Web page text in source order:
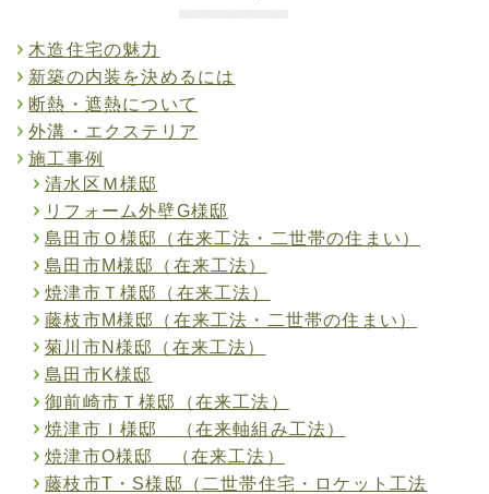
木造住宅の魅力
新築の内装を決めるには
断熱・遮熱について
外溝・エクステリア
施工事例
清水区Ｍ様邸
リフォーム外壁G様邸
島田市Ｏ様邸（在来工法・二世帯の住まい）
島田市M様邸（在来工法）
焼津市Ｔ様邸（在来工法）
藤枝市M様邸（在来工法・二世帯の住まい）
菊川市N様邸（在来工法）
島田市K様邸
御前崎市Ｔ様邸（在来工法）
焼津市Ｉ様邸 （在来軸組み工法）
焼津市O様邸 （在来工法）
藤枝市T・S様邸（二世帯住宅・ロケット工法